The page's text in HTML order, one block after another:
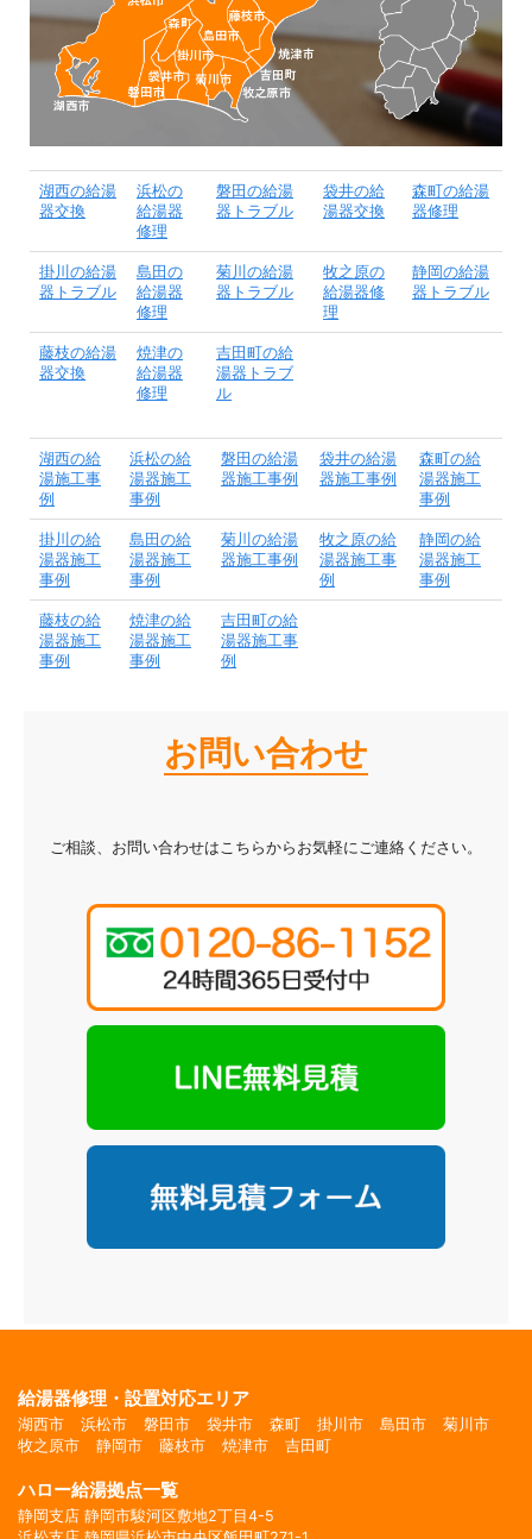
湖西の給湯
器交換
浜松の
給湯器
修理
磐田の給湯
器トラブル
袋井の給
湯器交換
森町の給湯
器修理
掛川の給湯
器トラブル
島田の
給湯器
修理
菊川の給湯
器トラブル
牧之原の
給湯器修
理
静岡の給湯
器トラブル
藤枝の給湯
器交換
焼津の
給湯器
修理
吉田町の給
湯器トラブ
ル
湖西の給
湯施工事
例
浜松の給
湯器施工
事例
磐田の給湯
器施工事例
袋井の給湯
器施工事例
森町の給
湯器施工
事例
掛川の給
湯器施工
事例
島田の給
湯器施工
事例
菊川の給湯
器施工事例
牧之原の給
湯器施工事
例
静岡の給
湯器施工
事例
藤枝の給
湯器施工
事例
焼津の給
湯器施工
事例
吉田町の給
湯器施工事
例
お問い合わせ
ご相談、お問い合わせはこちらからお気軽にご連絡ください。
給湯器修理・設置対応エリア
湖西市 浜松市 磐田市 袋井市 森町 掛川市 島田市
菊川市
牧之原市
静岡市 藤枝市 焼津市 吉田町
ハロー給湯拠点一覧
静岡支店 静岡市駿河区敷地2丁目4-5